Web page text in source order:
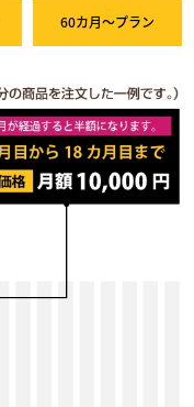
60カ月～プラン